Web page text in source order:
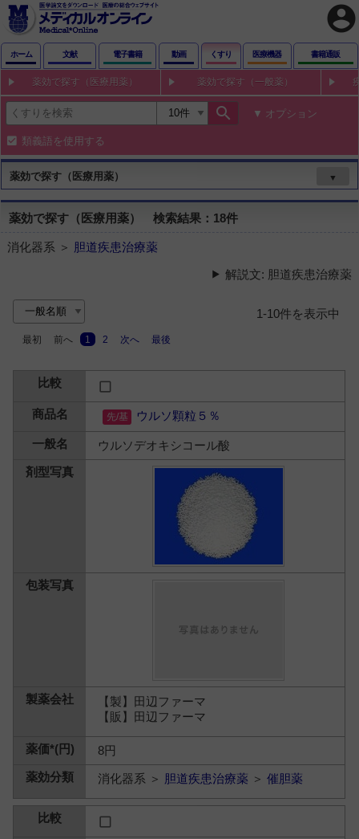
account_circle
ホーム 文献 電子書籍 動画 くすり 医療機器 書籍通販
薬効で探す（医療用薬） 薬効で探す（一般薬）
search オプション
類義語を使用する
薬効で探す（医療用薬） ▼
薬効で探す（医療用薬） 検索結果：18件
消化器系 ＞ 胆道疾患治療薬
解説文: 胆道疾患治療薬
1-10件を表示中
最初 前へ 1 2 次へ 最後
ウルソ顆粒５％
ウルソデオキシコール酸
【製】田辺ファーマ
【販】田辺ファーマ
8円
消化器系 ＞ 胆道疾患治療薬 ＞催胆薬